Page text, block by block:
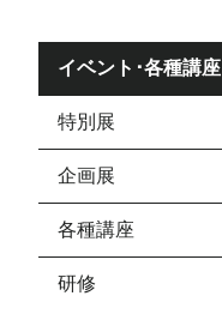
イベント･各種講座
特別展
企画展
各種講座
研修